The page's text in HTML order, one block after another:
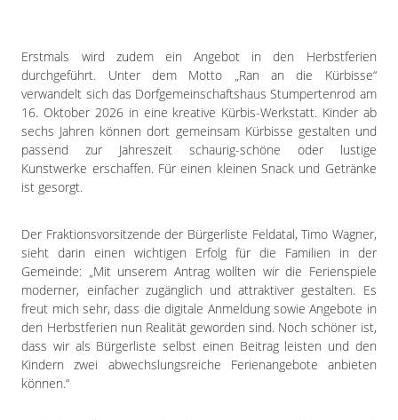
Erstmals wird zudem ein Angebot in den Herbstferien
durchgeführt. Unter dem Motto „Ran an die Kürbisse“
verwandelt sich das Dorfgemeinschaftshaus Stumpertenrod am
16. Oktober 2026 in eine kreative Kürbis-Werkstatt. Kinder ab
sechs Jahren können dort gemeinsam Kürbisse gestalten und
passend zur Jahreszeit schaurig-schöne oder lustige
Kunstwerke erschaffen. Für einen kleinen Snack und Getränke
ist gesorgt.
Der Fraktionsvorsitzende der Bürgerliste Feldatal, Timo Wagner,
sieht darin einen wichtigen Erfolg für die Familien in der
Gemeinde: „Mit unserem Antrag wollten wir die Ferienspiele
moderner, einfacher zugänglich und attraktiver gestalten. Es
freut mich sehr, dass die digitale Anmeldung sowie Angebote in
den Herbstferien nun Realität geworden sind. Noch schöner ist,
dass wir als Bürgerliste selbst einen Beitrag leisten und den
Kindern zwei abwechslungsreiche Ferienangebote anbieten
können.“